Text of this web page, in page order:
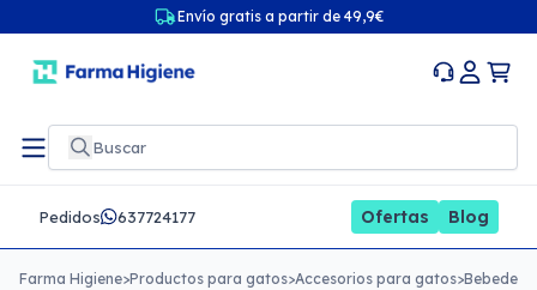
Envío gratis a partir de 49,9€
Pedidos 637724177 Ofertas Blog
Farma Higiene>Productos para gatos>Accesorios para gatos>